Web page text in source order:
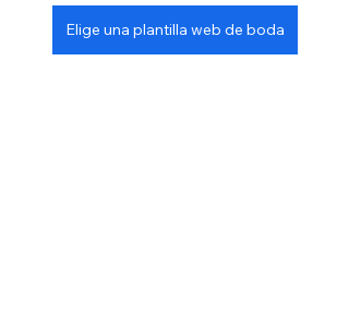
Elige una plantilla web de boda